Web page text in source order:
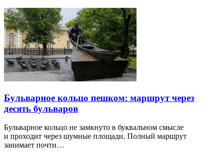
Бульварное кольцо пешком: маршрут через
десять бульваров
Бульварное кольцо не замкнуто в буквальном смысле
и проходит через шумные площади. Полный маршрут
занимает почти…